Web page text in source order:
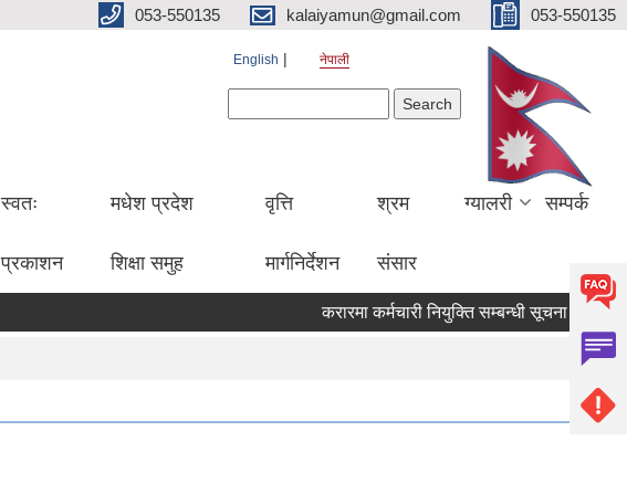
053-550135 kalaiyamun@gmail.com 053-550135
English नेपाली
स्वतः
प्रकाशन
मधेश प्रदेश
शिक्षा समुह
वृत्ति
मार्गनिर्देशन
श्रम
संसार
ग्यालरी सम्पर्क
करारमा कर्मचारी नियुक्ति सम्बन्धी सूचना मितिः